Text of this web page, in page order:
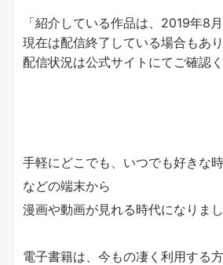
「紹介している作品は、2019年8
現在は配信終了している場合もあ
配信状況は公式サイトにてご確認く
手軽にどこでも、いつでも好きな
などの端末から
漫画や動画が見れる時代になりまし
電子書籍は、今もの凄く利用する